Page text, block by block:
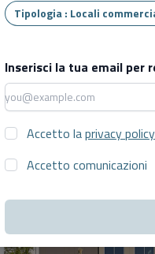
Tipologia : Locali
Inserisci la tua email per
Accetto laprivacy policy
Accetto comunicazioni